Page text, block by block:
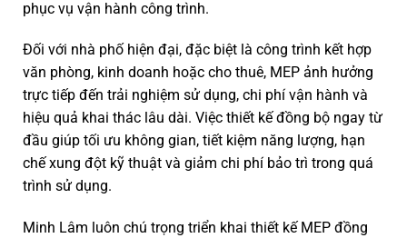
phục vụ vận hành công trình.
Đối với nhà phố hiện đại, đặc biệt là công trình kết hợp
văn phòng, kinh doanh hoặc cho thuê, MEP ảnh hưởng
trực tiếp đến trải nghiệm sử dụng, chi phí vận hành và
hiệu quả khai thác lâu dài. Việc thiết kế đồng bộ ngay từ
đầu giúp tối ưu không gian, tiết kiệm năng lượng, hạn
chế xung đột kỹ thuật và giảm chi phí bảo trì trong quá
trình sử dụng.
Minh Lâm luôn chú trọng triển khai thiết kế MEP đồng